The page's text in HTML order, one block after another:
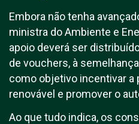
Embora não tenha
ministra do Ambiente e
apoio deverá ser
de vouchers, à
como objetivo incentivar a
renovável e promover o
Ao que tudo indica, os